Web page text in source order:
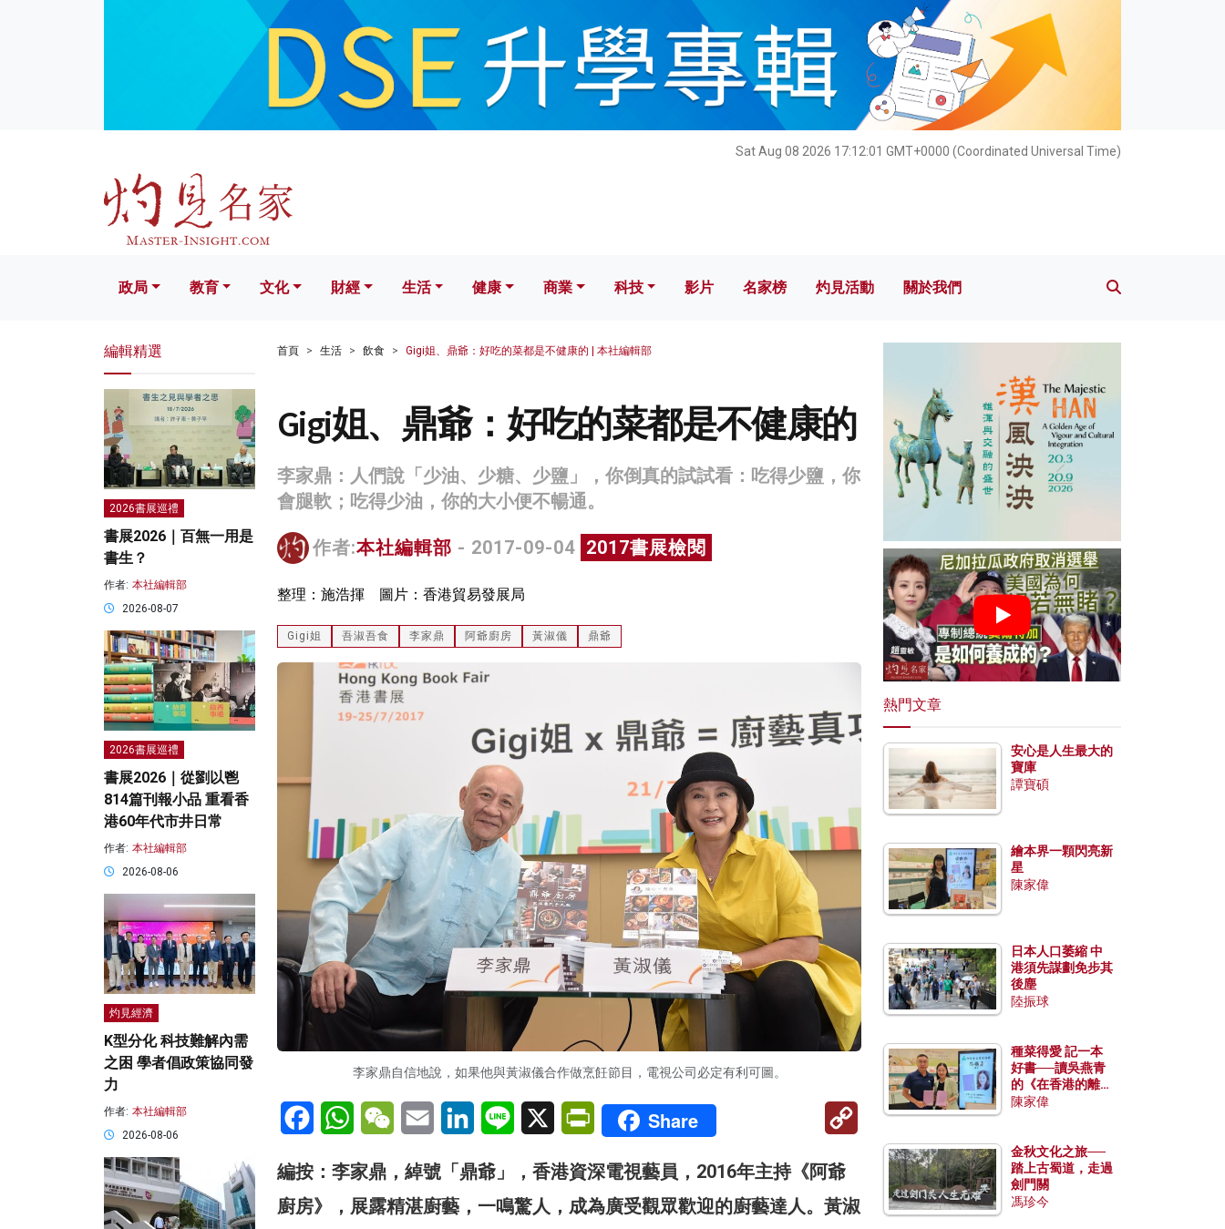
Sat Aug 08 2026 17:12:03 GMT+0000 (Coordinated Universal Time)
文化 財經 生活 健康 科技 影片 名家榜 灼見活動 關於我們
政局 教育 文化 財經 生活 健康 商業 科技 影片 名家榜 灼見活動 關於我們
首頁 生活 飲食 Gigi姐、鼎爺：好吃的菜都是不健康的 | 本社編輯部
Gigi姐、鼎爺：好吃的菜都是不健康的
李家鼎：人們說「少油、少糖、少鹽」，你倒真的試試看：吃得少鹽，你
會腿軟；吃得少油，你的大小便不暢通。
作者:本社編輯部 - 2017-09-04 2017書展檢閱
整理：施浩揮 圖片：香港貿易發展局
Gigi姐 吾淑吾食 李家鼎 阿爺廚房 黃淑儀 鼎爺
李家鼎自信地說，如果他與黃淑儀合作做烹飪節目，電視公司必定有利可圖。
FacebookWhatsAppWeChatEmail LinkedInLine X PrintFriendly
Share
Copy
編按：李家鼎，綽號「鼎爺」，香港資深電視藝員，2016年主持《阿爺
廚房》，展露精湛廚藝，一鳴驚人，成為廣受觀眾歡迎的廚藝達人。黃淑
編輯精選
2026書展巡禮
書展2026｜百無一用是
書生？
作者: 本社編輯部
2026-08-07
2026書展巡禮
書展2026｜從劉以鬯
814篇刊報小品 重看香
港60年代市井日常
作者: 本社編輯部
2026-08-06
灼見經濟
K型分化 科技難解內需
之困 學者倡政策協同發
力
作者: 本社編輯部
2026-08-06
熱門文章
安心是人生最大的
寶庫
譚寶碩
繪本界一顆閃亮新
星
陳家偉
日本人口萎縮 中
港須先謀劃免步其
後塵
陸振球
種菜得愛 記一本
好書──讀吳燕青
的《在香港的離島
種菜》
陳家偉
金秋文化之旅──
踏上古蜀道，走過
劍門關
馮珍今